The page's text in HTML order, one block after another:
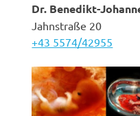
Dr. Benedikt-
Jahnstraße 20
+43 5574/42955